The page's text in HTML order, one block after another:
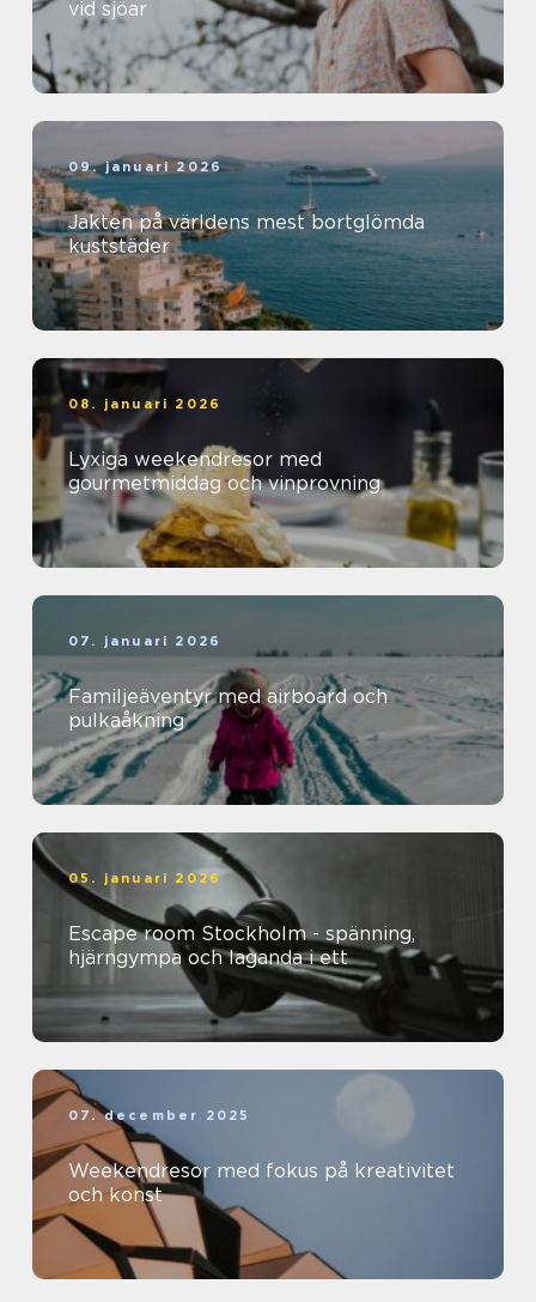
vid sjöar
09. januari 2026
Jakten på världens mest bortglömda
kuststäder
08. januari 2026
Lyxiga weekendresor med
gourmetmiddag och vinprovning
07. januari 2026
Familjeäventyr med airboard och
pulkaåkning
05. januari 2026
Escape room Stockholm - spänning,
hjärngympa och laganda i ett
07. december 2025
Weekendresor med fokus på kreativitet
och konst